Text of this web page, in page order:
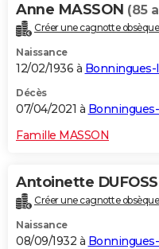
Anne MASSON (85
Créer une cagnotte
Naissance
12/02/1936 à Bonningues-
Décès
07/04/2021 à
Famille MASSON
Antoinette
Créer une cagnotte
Naissance
08/09/1932 à